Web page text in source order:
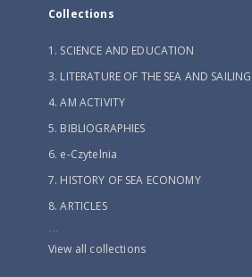
Collections
1. SCIENCE AND EDUCATION
3. LITERATURE OF THE SEA AND SAILING
4. AM ACTIVITY
5. BIBLIOGRAPHIES
6. e-Czytelnia
7. HISTORY OF SEA ECONOMY
8. ARTICLES
...
View all collections